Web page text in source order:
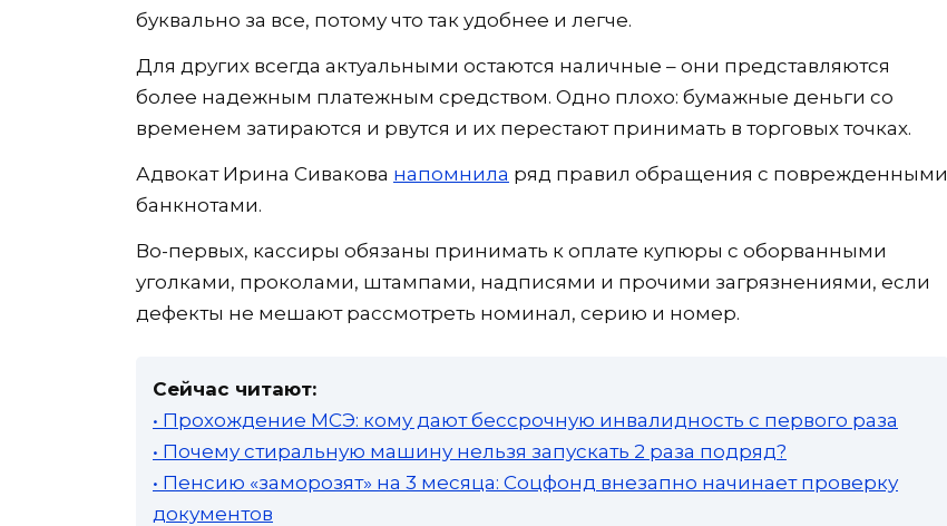
буквально за все, потому что так удобнее и легче.
Для других всегда актуальными остаются наличные – они представляются
более надежным платежным средством. Одно плохо: бумажные деньги со
временем затираются и рвутся и их перестают принимать в торговых точках.
Адвокат Ирина Сивакова напомнила ряд правил обращения с поврежденными
банкнотами.
Во-первых, кассиры обязаны принимать к оплате купюры с оборванными
уголками, проколами, штампами, надписями и прочими загрязнениями, если
дефекты не мешают рассмотреть номинал, серию и номер.
Сейчас читают:
• Прохождение МСЭ: кому дают бессрочную инвалидность с первого раза
• Почему стиральную машину нельзя запускать 2 раза подряд?
• Пенсию «заморозят» на 3 месяца: Соцфонд внезапно начинает проверку
документов